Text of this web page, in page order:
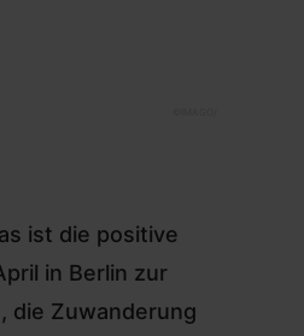
ist die positive
in Berlin zur
die Zuwanderung